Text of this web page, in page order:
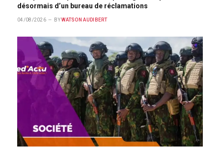
désormais d’un bureau de réclamations
04/08/2026 BY WATSON AUDIBERT